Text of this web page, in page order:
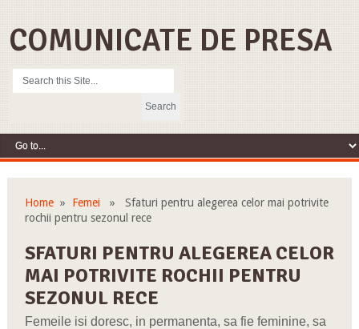
COMUNICATE DE PRESA
Home» Femei» Sfaturi pentru alegerea celor mai potrivite
rochii pentru sezonul rece
SFATURI PENTRU ALEGEREA CELOR
MAI POTRIVITE ROCHII PENTRU
SEZONUL RECE
Femeile isi doresc, in permanenta, sa fie feminine, sa